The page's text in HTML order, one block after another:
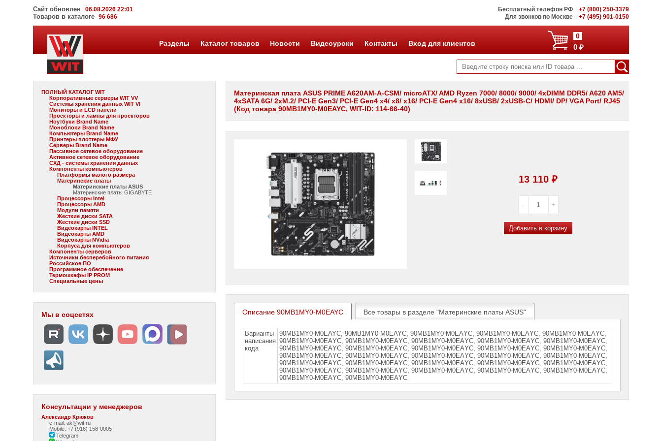
Сайт обновлен 06.08.2026 22:01
Товаров в каталоге96 686
Бесплатный телефон РФ
+7 (800) 250-3379
Для звонков по Москве
+7 (495) 901-0150
0
0 ₽
Разделы Каталог товаров Новости Видеоуроки Контакты Вход для клиентов
ПОЛНЫЙ КАТАЛОГ WIT
Корпоративные серверы WIT VV
Системы хранения данных WIT VI
Мониторы и LCD панели
Проекторы и лампы для проекторов
Ноутбуки Brand Name
Моноблоки Brand Name
Компьютеры Brand Name
Принтеры плоттеры МФУ
Серверы Brand Name
Пассивное сетевое оборудование
Активное сетевое оборудование
СХД - системы хранения данных
Компоненты компьютеров
Платформы малого размера
Материнские платы
Материнские платы ASUS
Материнские платы GIGABYTE
Процессоры Intel
Процессоры AMD
Модули памяти
Жесткие диски SATA
Жесткие диски SSD
Видеокарты INTEL
Видеокарты AMD
Видеокарты NVidia
Корпуса для компьютеров
Компоненты серверов
Источники бесперебойного питания
Российское ПО
Программное обеспечение
Термошкафы IP PROM
Специальные цены
Мы в соцсетях
Консультации у менеджеров
Александр Крюков
e-mail: ak@wit.ru
Mobile: +7 (916) 158-0005
Telegram
Материнская плата ASUS PRIME A620AM-A-CSM/ microATX/ AMD Ryzen 7000/ 8000/ 9000/ 4xDIMM DDR5/ A620 AM5/
4xSATA 6G/ 2xM.2/ PCI-E Gen3/ PCI-E Gen4 x4/ x8/ x16/ PCI-E Gen4 x16/ 8xUSB/ 2xUSB-C/ HDMI/ DP/ VGA Port/ RJ45
(Код товара 90MB1MY0-M0EAYC, WIT-ID: 114-66-40)
13 110 ₽
Добавить в корзину
Описание 90MB1MY0-M0EAYC Все товары в разделе "Материнские платы ASUS"
Варианты
написания
кода
90MB1MY0-M0EAYC, 90MB1MY0-M0EAYC, 90MB1MY0-M0EАYC, 90MВ1MY0-M0EАYC, 90MВ1MY0-M0EАYC,
90MВ1MY0-M0EАYС, 90MВ1MY0-M0EАYС, 90MВ1MY0-M0EАYС, 90MВ1MY0-M0EАYС, 90MВ1MY0-M0ЕАYС,
90MВ1MY0-M0ЕАYС, 90MВ1MY0-M0ЕАYС, 90MВ1MY0-M0ЕАYС, 90MВ1MY0-M0ЕАYС, 90MВ1MY0-M0ЕАYС,
90MВ1MY0-M0ЕАYС, 90MВ1MY0-M0ЕАYС, 90МВ1МY0-М0ЕАYС, 90МВ1МY0-М0ЕАYС, 90МВ1МY0-М0ЕАYС,
90МВ1МY0-М0ЕАYС, 90МВ1МY0-М0ЕАYС, 90МВ1МY0-М0ЕАYС, 90МВ1МY0-М0ЕАYС, 90МВ1МY0-М0ЕАYС,
90МВ1МY0-М0ЕАYС, 90МВ1МY0-М0ЕАYС, 90МВ1МY0-М0ЕАYС, 90МВ1МY0-М0ЕАYС, 90МВ1МY0-М0ЕАYС,
90МВ1МY0-М0ЕАYС, 90МВ1МY0-М0ЕАYС